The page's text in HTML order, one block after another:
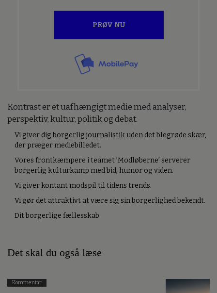
PRØV NU
Kontrast er et uafhængigt medie med analyser,
perspektiv, kultur, politik og debat.
Vi giver dig borgerlig journalistik uden det blegrøde skær,
der præger mediebilledet.
Vores frontkæmpere i teamet ’Modløberne’ serverer
borgerlig kulturkamp med bid, humor og viden.
Vi giver kontant modspil til tidens trends.
Vi gør det attraktivt at være sig sin borgerlighed bekendt.
Dit borgerlige fællesskab
Det skal du også læse
Kommentar